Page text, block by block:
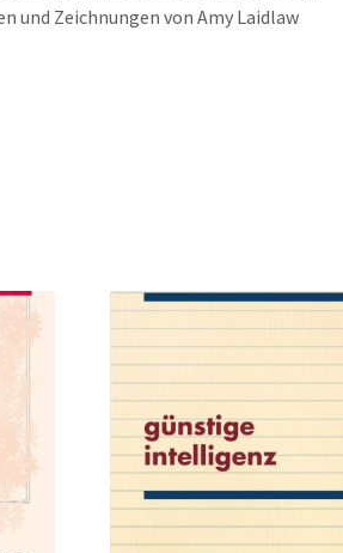
und Zeichnungen von Amy Laidlaw